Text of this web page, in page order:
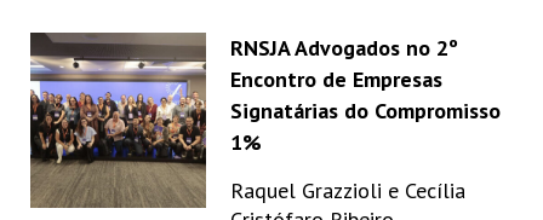
RNSJA Advogados no 2º
Encontro de Empresas
Signatárias do Compromisso
1%
Raquel Grazzioli e Cecília